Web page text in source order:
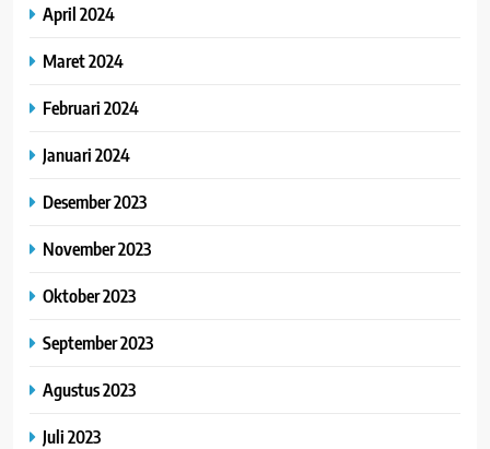
April 2024
Maret 2024
Februari 2024
Januari 2024
Desember 2023
November 2023
Oktober 2023
September 2023
Agustus 2023
Juli 2023